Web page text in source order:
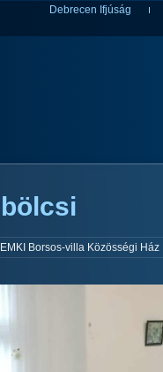
Debrecen Ifjúság
Borsos-villa Közösségi Ház